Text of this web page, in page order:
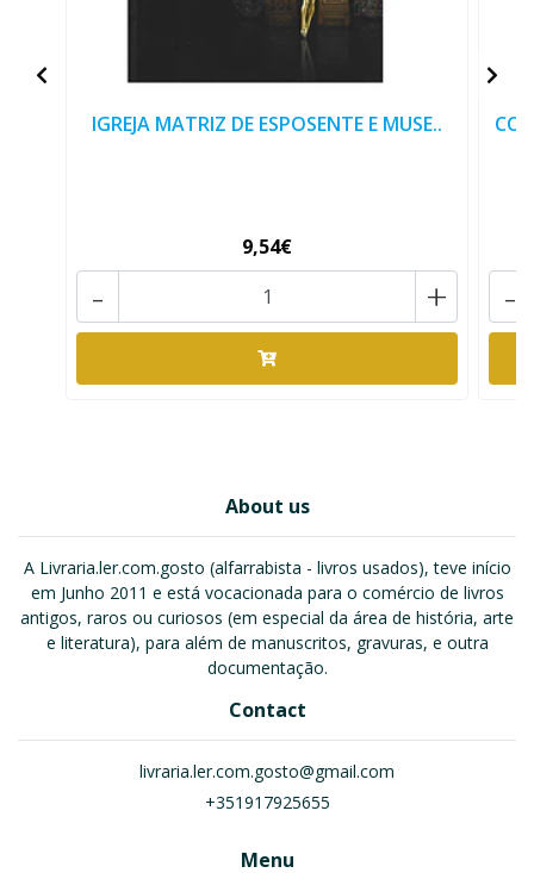
IGREJA MATRIZ DE ESPOSENTE E MUSE..
9,54€
+
- -
About us
A Livraria.ler.com.gosto (alfarrabista - livros usados), teve início
em Junho 2011 e está vocacionada para o comércio de livros
antigos, raros ou curiosos (em especial da área de história, arte
e literatura), para além de manuscritos, gravuras, e outra
documentação.
Contact
livraria.ler.com.gosto@gmail.com
+351917925655
Menu